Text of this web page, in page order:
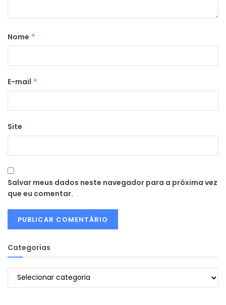
Nome *
E-mail *
Site
Salvar meus dados neste navegador para a próxima vez
que eu comentar.
Categorias
Categorias